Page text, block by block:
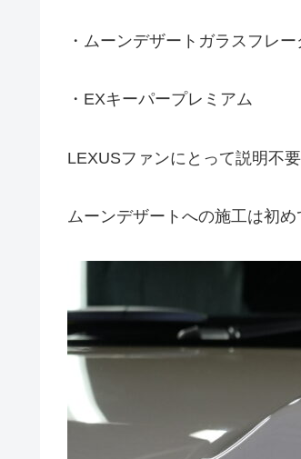
・ムーンデザートガラスフレー
・EXキーパープレミアム
LEXUSファンにとって説明不
ムーンデザートへの施工は初